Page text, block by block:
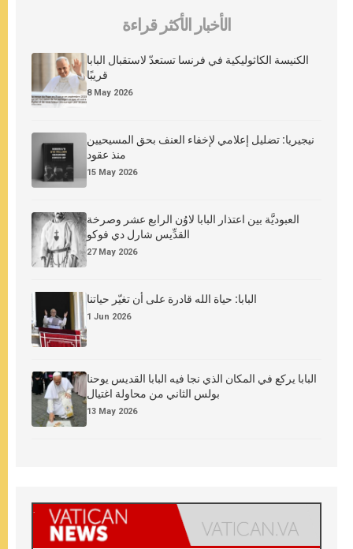
الأخبار الأكثر قراءة
الكنيسة الكاثوليكية في فرنسا تستعدّ لاستقبال البابا
قريبًا
8 May 2026
نيجيريا: تضليل إعلامي لإخفاء العنف بحق المسيحيين
منذ عقود
15 May 2026
العبوديَّة بين اعتذار البابا لاوُن الرابع عشر وصرخة
القدِّيس شارل دي فوكو
27 May 2026
البابا: حياة الله قادرة على أن تغيّر حياتنا
1 Jun 2026
البابا يركع في المكان الذي نجا فيه البابا القديس يوحنا
بولس الثاني من محاولة اغتيال
13 May 2026